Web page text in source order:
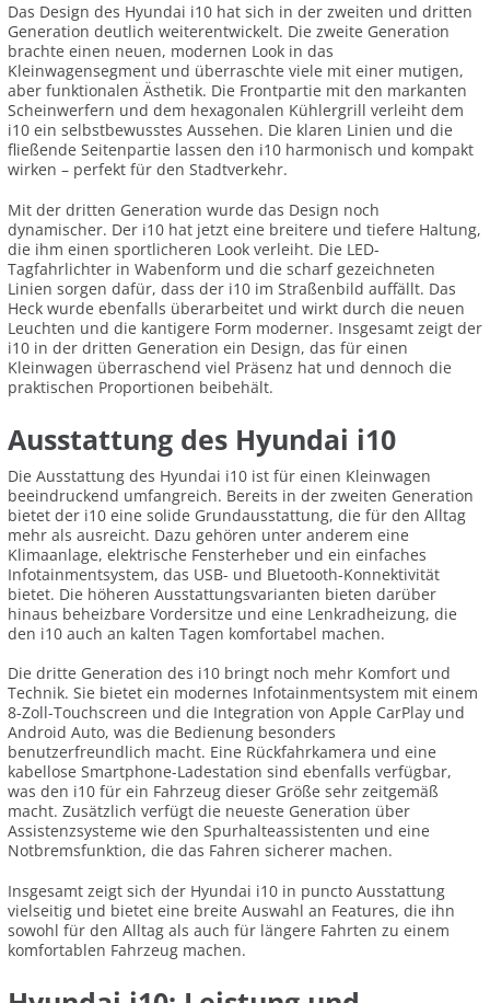
Das Design des Hyundai i10 hat sich in der zweiten und dritten
Generation deutlich weiterentwickelt. Die zweite Generation
brachte einen neuen, modernen Look in das
Kleinwagensegment und überraschte viele mit einer mutigen,
aber funktionalen Ästhetik. Die Frontpartie mit den markanten
Scheinwerfern und dem hexagonalen Kühlergrill verleiht dem
i10 ein selbstbewusstes Aussehen. Die klaren Linien und die
fließende Seitenpartie lassen den i10 harmonisch und kompakt
wirken – perfekt für den Stadtverkehr.
Mit der dritten Generation wurde das Design noch
dynamischer. Der i10 hat jetzt eine breitere und tiefere Haltung,
die ihm einen sportlicheren Look verleiht. Die LED-
Tagfahrlichter in Wabenform und die scharf gezeichneten
Linien sorgen dafür, dass der i10 im Straßenbild auffällt. Das
Heck wurde ebenfalls überarbeitet und wirkt durch die neuen
Leuchten und die kantigere Form moderner. Insgesamt zeigt der
i10 in der dritten Generation ein Design, das für einen
Kleinwagen überraschend viel Präsenz hat und dennoch die
praktischen Proportionen beibehält.
Ausstattung des Hyundai i10
Die Ausstattung des Hyundai i10 ist für einen Kleinwagen
beeindruckend umfangreich. Bereits in der zweiten Generation
bietet der i10 eine solide Grundausstattung, die für den Alltag
mehr als ausreicht. Dazu gehören unter anderem eine
Klimaanlage, elektrische Fensterheber und ein einfaches
Infotainmentsystem, das USB- und Bluetooth-Konnektivität
bietet. Die höheren Ausstattungsvarianten bieten darüber
hinaus beheizbare Vordersitze und eine Lenkradheizung, die
den i10 auch an kalten Tagen komfortabel machen.
Die dritte Generation des i10 bringt noch mehr Komfort und
Technik. Sie bietet ein modernes Infotainmentsystem mit einem
8-Zoll-Touchscreen und die Integration von Apple CarPlay und
Android Auto, was die Bedienung besonders
benutzerfreundlich macht. Eine Rückfahrkamera und eine
kabellose Smartphone-Ladestation sind ebenfalls verfügbar,
was den i10 für ein Fahrzeug dieser Größe sehr zeitgemäß
macht. Zusätzlich verfügt die neueste Generation über
Assistenzsysteme wie den Spurhalteassistenten und eine
Notbremsfunktion, die das Fahren sicherer machen.
Insgesamt zeigt sich der Hyundai i10 in puncto Ausstattung
vielseitig und bietet eine breite Auswahl an Features, die ihn
sowohl für den Alltag als auch für längere Fahrten zu einem
komfortablen Fahrzeug machen.